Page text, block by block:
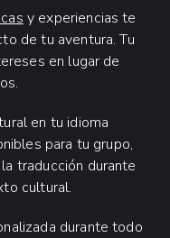
y experiencias te
de tu aventura. Tu
en lugar de
en tu idioma
para tu grupo,
traducción durante
cultural.
durante todo